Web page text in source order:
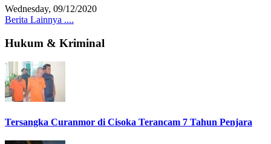
Wednesday, 09/12/2020
Berita Lainnya ....
Hukum & Kriminal
Tersangka Curanmor di Cisoka Terancam 7 Tahun Penjara